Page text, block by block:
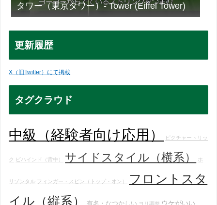
タワー（東京タワー）- Tower (Eiffel Tower)
更新履歴
X（旧Twitter）にて掲載
タグクラウド
中級（経験者向け応用） ピクチャートリッ
ク ビハインド（背中） サイドスタイル（横系） ホ
リゾンタル フィンガー・スピン（トップ・オン）
フロントスタ
イル（縦系）
有名・なつかしい ヨリ調整 ウケがいい